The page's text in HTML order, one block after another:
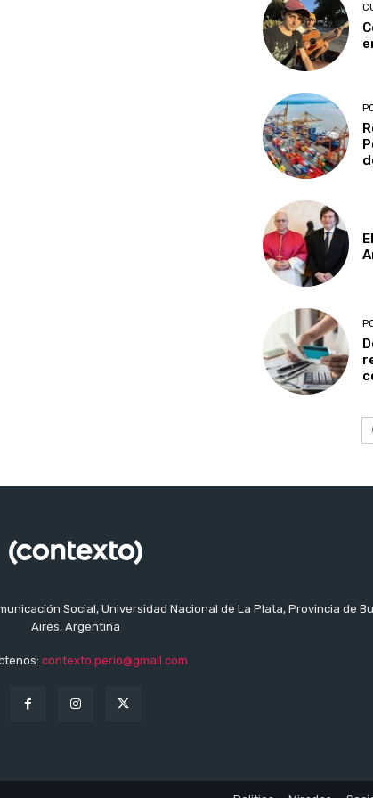
Social, Universidad Nacional de La Plata, Provincia de
Aires, Argentina
contexto.perio@gmail.com